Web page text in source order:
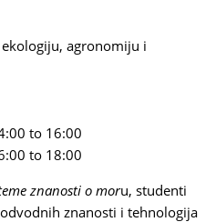
agronomiju i
to 16:00
to 18:00
znanosti o moru, studenti
znanosti i tehnologija